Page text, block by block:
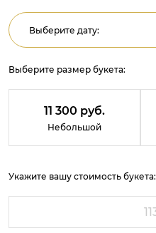
Выберите дату:
Выберите размер букета:
11 300 руб.
Небольшой
Укажите вашу стоимость букета: